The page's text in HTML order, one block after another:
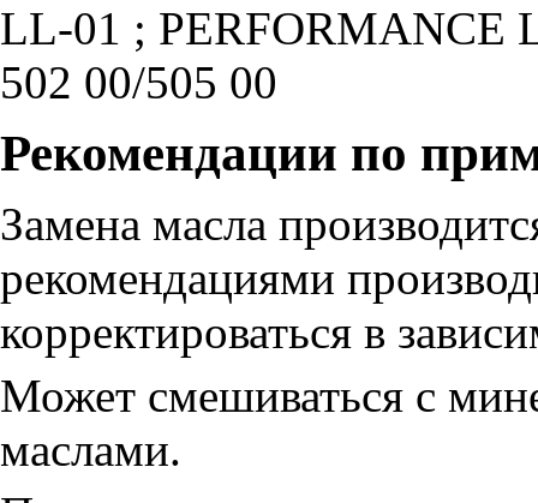
LL-01 ; PERFORMANCE
502 00/505 00
Рекомендации по
Замена масла
рекомендациями
корректироваться в
Может смешиваться с
маслами.